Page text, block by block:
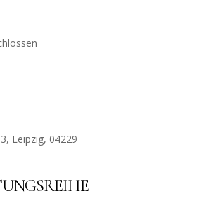
Leipzig, 04229